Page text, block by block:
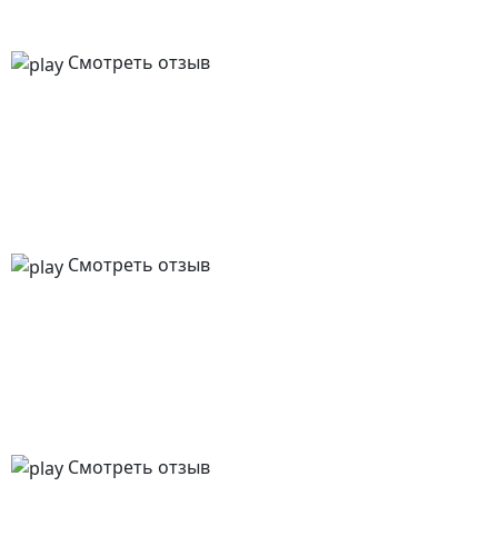
Смотреть отзыв
Смотреть отзыв
Смотреть отзыв